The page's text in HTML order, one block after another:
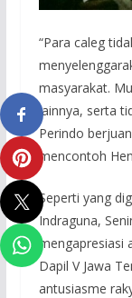
“Para caleg
masyarakat.
lainnya, serta
Perindo
mencontoh
Seperti yang
Indraguna,
mengapresiasi
Dapil V Jawa
antusiasme